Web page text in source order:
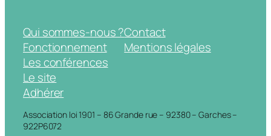
Qui sommes-nous ?
Fonctionnement
Les conférences
Le site
Adhérer
Contact
Mentions légales
Association loi 1901 – 86 Grande rue – 92380 – Garches –
922P6072